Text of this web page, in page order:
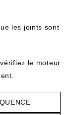
les joints sont
le moteur